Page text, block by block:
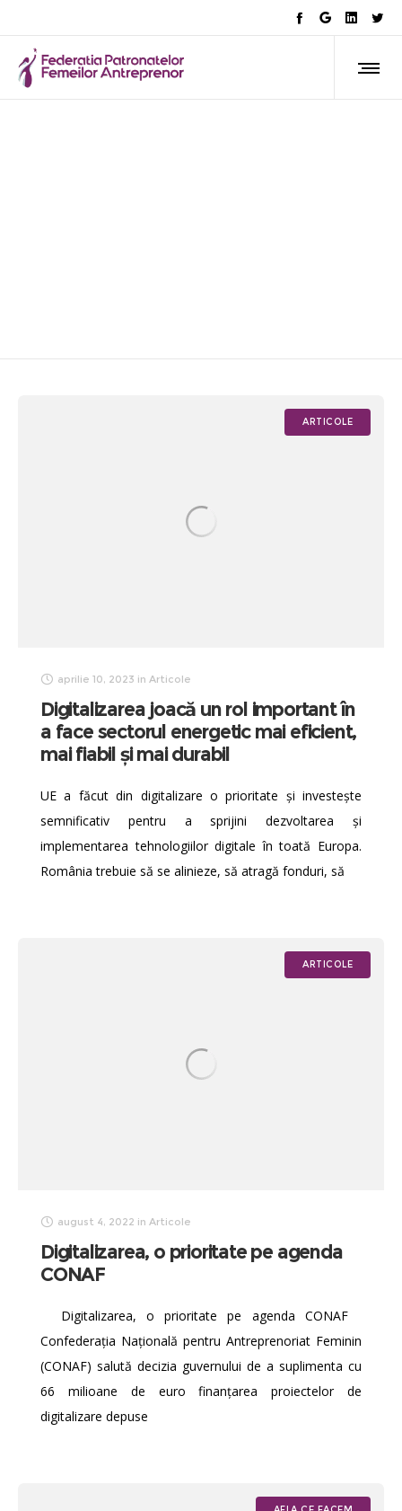
ARTICOLE
aprilie 10, 2023 in Articole
Digitalizarea joacă un rol important în
a face sectorul energetic mai eficient,
mai fiabil şi mai durabil
UE a făcut din digitalizare o prioritate și investește
semnificativ pentru a sprijini dezvoltarea și
implementarea tehnologiilor digitale în toată Europa.
România trebuie să se alinieze, să atragă fonduri, să
ARTICOLE
august 4, 2022 in Articole
Digitalizarea, o prioritate pe agenda
CONAF
Digitalizarea, o prioritate pe agenda CONAF
Confederația Națională pentru Antreprenoriat Feminin
(CONAF) salută decizia guvernului de a suplimenta cu
66 milioane de euro finanțarea proiectelor de
digitalizare depuse